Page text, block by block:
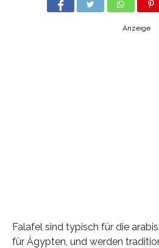
Anzeige
Falafel sind typisch für die
für Ägypten, und werden